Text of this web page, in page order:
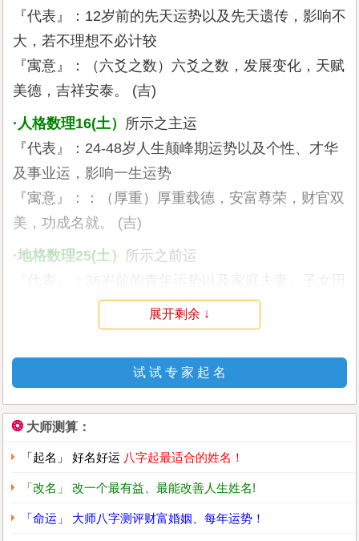
『代表』：12岁前的先天运势以及先天遗传，影响不
大，若不理想不必计较
『寓意』：（六爻之数）六爻之数，发展变化，天赋
美德，吉祥安泰。 (吉)
·人格数理16(土） 所示之主运
『代表』：24-48岁人生颠峰期运势以及个性、才华
及事业运，影响一生运势
『寓意』：：（厚重）厚重载德，安富尊荣，财官双
美，功成名就。 (吉)
·地格数理25(土） 所示之前运
宅，影响基础运
『寓意』：（荣俊）资性英敏，才能奇特，克服傲
慢，尚可成功。 (半吉)
·外格数理15(土）所示之副运
『代表』：36-48岁的中年运势以及社交、朋友、工
作环境等，影响后天的机遇
『寓意』：（福寿）福寿圆满，富贵荣誉，涵养雅
量，德高望重。 (吉)
·总格数理30(水）所示之后运
展开剩余 ↓
试 试 专 家 起 名
❂ 大师测算：
「起名」 好名好运 八字起最适合的姓名！
「改名」 改一个最有益、最能改善人生姓名!
「命运」 大师八字测评财富婚姻、每年运势！